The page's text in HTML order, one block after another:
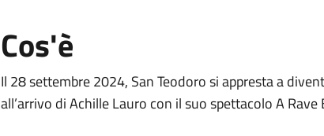
Cos'è
Il 28 settembre 2024, San Teodoro si appresta a
all’arrivo di Achille Lauro con il suo spettacolo A Rave